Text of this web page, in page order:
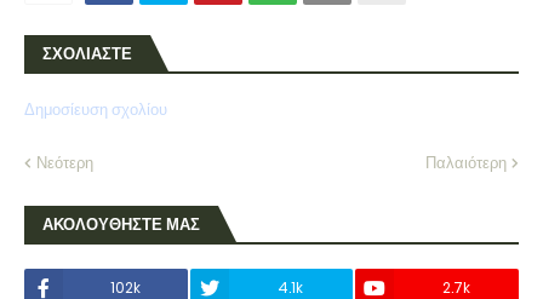
ΣΧΟΛΙΑΣΤΕ
Δημοσίευση σχολίου
Νεότερη Παλαιότερη
ΑΚΟΛΟΥΘΗΣΤΕ ΜΑΣ
102k 4.1k
2.7k